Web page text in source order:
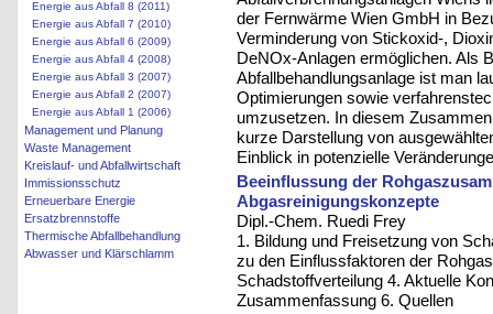
Energie aus Abfall 8 (2011)
Energie aus Abfall 7 (2010)
Energie aus Abfall 6 (2009)
Energie aus Abfall 4 (2008)
Energie aus Abfall 3 (2007)
Energie aus Abfall 2 (2007)
Energie aus Abfall 1 (2006)
Management und Planung
Waste Management
Kreislauf- und Abfallwirtschaft
Immissionsschutz
Erneuerbare Energie
Ersatzbrennstoffe
Thermische Abfallbehandlung
Abwasser und Klärschlamm
der Fernwärme Wien GmbH in
Verminderung von Stickoxid-,
DeNOx-Anlagen ermöglichen. Als
Abfallbehandlungsanlage ist man
Optimierungen sowie
umzusetzen. In diesem
kurze Darstellung von
Einblick in potenzielle
Beeinflussung der
Abgasreinigungskonzepte
Dipl.-Chem. Ruedi Frey
1. Bildung und Freisetzung von
zu den Einflussfaktoren der
Schadstoffverteilung 4. Aktuelle
Zusammenfassung 6. Quellen